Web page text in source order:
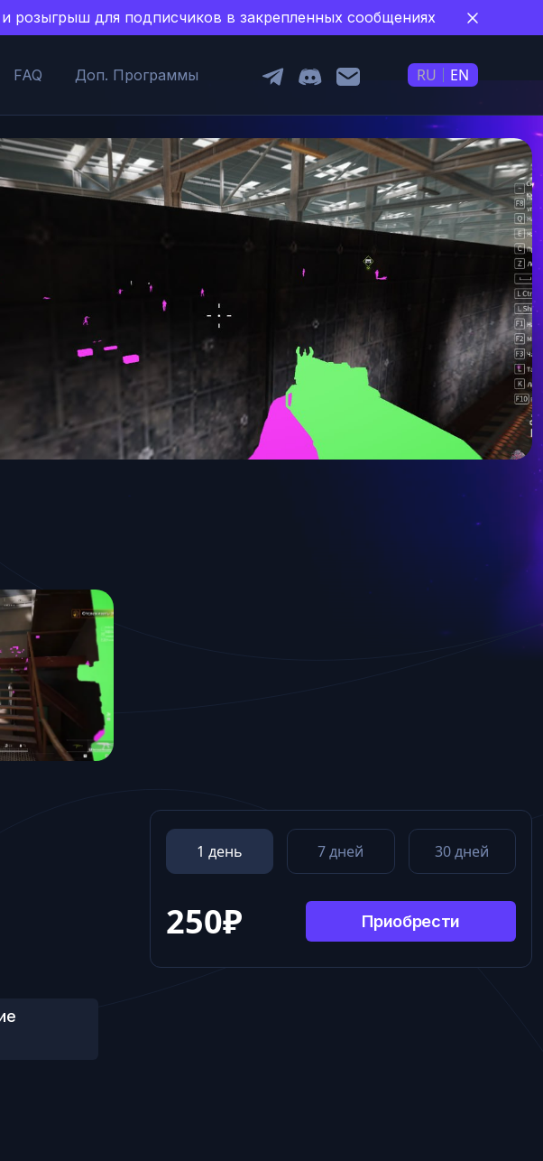
розыгрыш для подписчиков в закрепленных сообщениях
FAQ Доп. Программы RU EN
1 день 7 дней 30 дней
250₽ Приобрести